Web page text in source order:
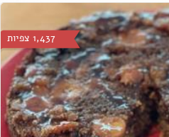
1,437 צפיות